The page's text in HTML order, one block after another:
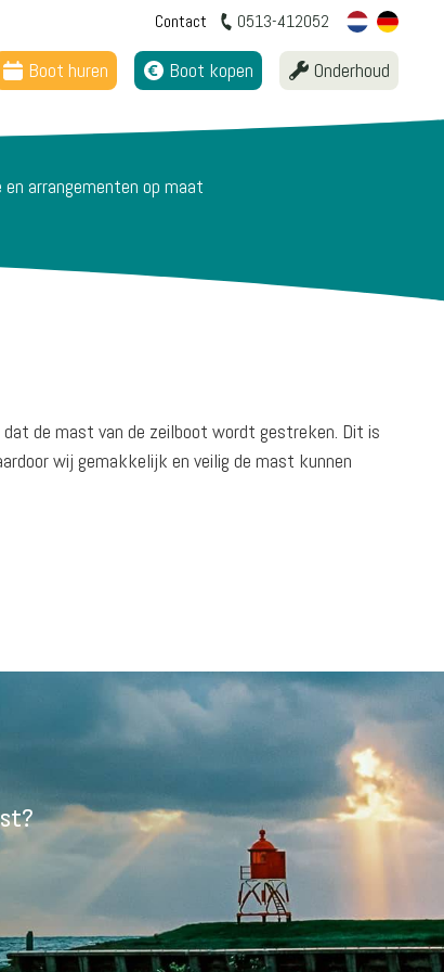
Contact 0513-412052
Boot huren Boot kopen Onderhoud
en arrangementen op maat
de mast van de zeilboot wordt gestreken. Dit is
wij gemakkelijk en veilig de mast kunnen